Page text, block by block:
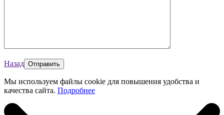
Назад
Мы используем файлы cookie для повышения удобства и
качества сайта. Подробнее